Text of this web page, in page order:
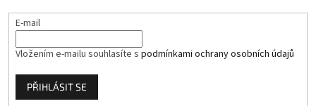
E-mail
Vložením e-mailu souhlasíte s podmínkami ochrany osobních údajů
PŘIHLÁSIT SE